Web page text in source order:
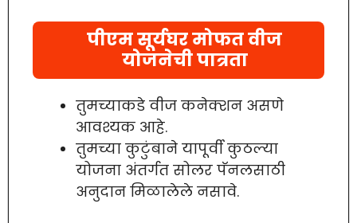
पीएम सूर्यघर मोफत वीज
योजनेची पात्रता
तुमच्याकडे वीज कनेक्शन असणे
आवश्यक आहे.
तुमच्या कुटुंबाने यापूर्वी कुठल्या
योजना अंतर्गत सोलर पॅनलसाठी
अनुदान मिळालेले नसावे.